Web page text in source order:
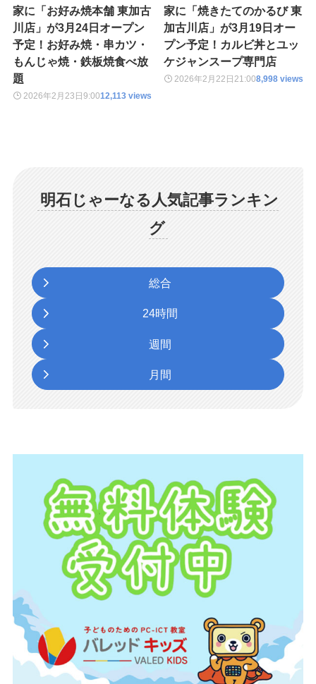
家に「お好み焼本舗 東加古
川店」が3月24日オープン
予定！お好み焼・串カツ・
もんじゃ焼・鉄板焼食べ放
題
2026年2月23日 9:0012,113 views
家に「焼きたてのかるび 東
加古川店」が3月19日オー
プン予定！カルビ丼とユッ
ケジャンスープ専門店
2026年2月22日21:008,998 views
明石じゃーなる人気記事ランキン
グ
総合
24時間
週間
月間